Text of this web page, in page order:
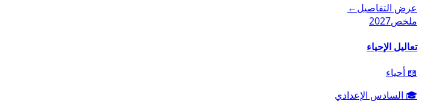
عرض التفاصيل←
ملخص2027
تعاليل الإحياء
📖 أحياء
🎓 السادس الإعدادي